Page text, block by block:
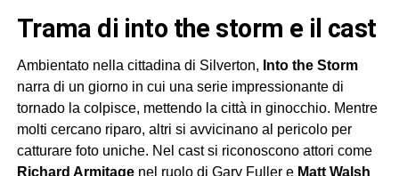
trama di into the storm e il cast
Ambientato nella cittadina di Silverton, Into the Storm
narra di un giorno in cui una serie impressionante di
tornado la colpisce, mettendo la città in ginocchio. Mentre
molti cercano riparo, altri si avvicinano al pericolo per
catturare foto uniche. Nel cast si riconoscono attori come
Richard Armitagenel ruolo di Gary Fuller e Matt Walsh